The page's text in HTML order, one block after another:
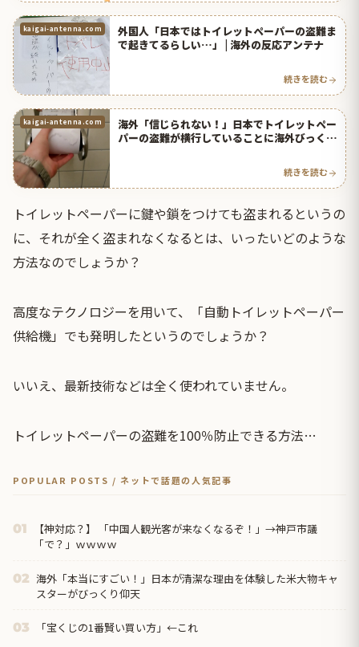
kaigai-antenna.com
外国人「日本ではトイレットペーパーの盗難ま
で起きてるらしい…」 | 海外の反応アンテナ
続きを読む
kaigai-antenna.com
海外「信じられない！」日本でトイレットペー
パーの盗難が横行していることに海外びっくり
続きを読む
トイレットペーパーに鍵や鎖をつけても盗まれるというの
に、それが全く盗まれなくなるとは、いったいどのような
方法なのでしょうか？
高度なテクノロジーを用いて、「自動トイレットペーパー
供給機」でも発明したというのでしょうか？
いいえ、最新技術などは全く使われていません。
トイレットペーパーの盗難を100％防止できる方法…
POPULAR POSTS / ネットで話題の人気記事
01
【神対応？】 「中国人観光客が来なくなるぞ！」→神戸市議
「で？」ｗｗｗｗ
02 海外「本当にすごい！」日本が清潔な理由を体験した米大物キャ
スターがびっくり仰天
03 「宝くじの1番賢い買い方」←これ